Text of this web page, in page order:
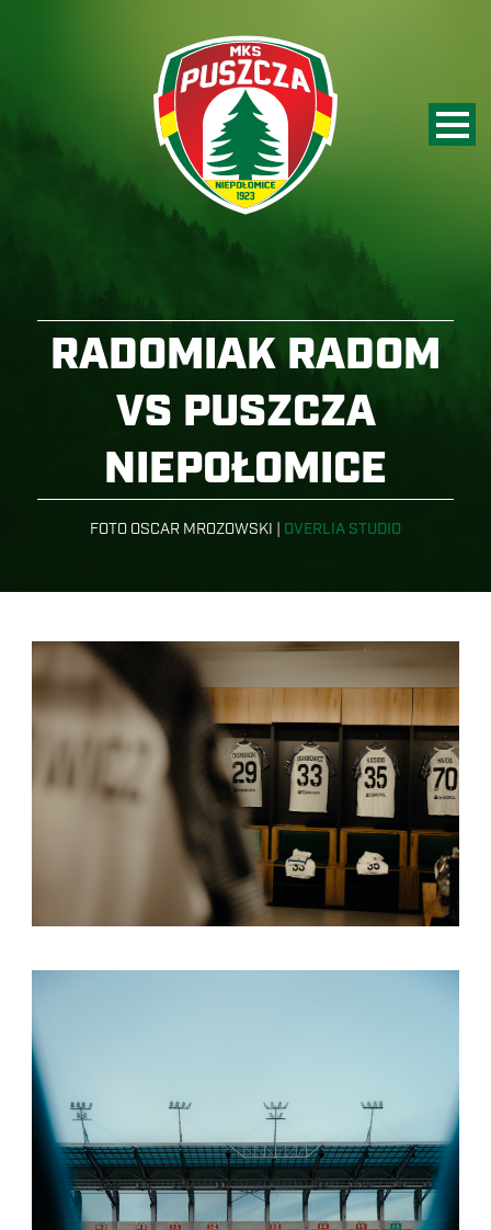
RADOMIAK RADOM
VS PUSZCZA
NIEPOŁOMICE
FOTO OSCAR MROZOWSKI | OVERLIA STUDIO